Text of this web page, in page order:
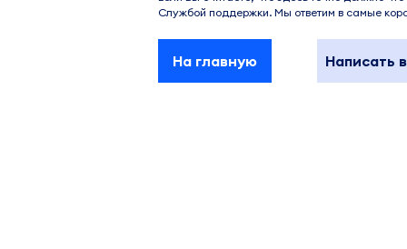
Службой поддержки. Мы ответим в самые
На главную Написать